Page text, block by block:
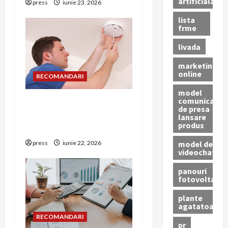
press iunie 23, 2026
RECOMANDARI
press iunie 22, 2026
RECOMANDARI
lista
frme
livada
marketing
online
model
comunicat
de presa
lansare
produs
model de
videochat
panouri
fotovoltaice
plante
agatatoare
pr